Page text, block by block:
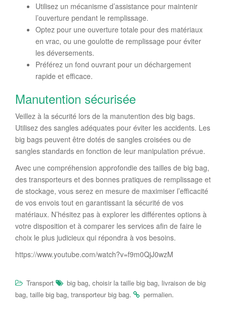
Utilisez un mécanisme d’assistance pour maintenir
l’ouverture pendant le remplissage.
Optez pour une ouverture totale pour des matériaux
en vrac, ou une goulotte de remplissage pour éviter
les déversements.
Préférez un fond ouvrant pour un déchargement
rapide et efficace.
Manutention sécurisée
Veillez à la sécurité lors de la manutention des big bags.
Utilisez des sangles adéquates pour éviter les accidents. Les
big bags peuvent être dotés de sangles croisées ou de
sangles standards en fonction de leur manipulation prévue.
Avec une compréhension approfondie des tailles de big bag,
des transporteurs et des bonnes pratiques de remplissage et
de stockage, vous serez en mesure de maximiser l’efficacité
de vos envois tout en garantissant la sécurité de vos
matériaux. N’hésitez pas à explorer les différentes options à
votre disposition et à comparer les services afin de faire le
choix le plus judicieux qui répondra à vos besoins.
https://www.youtube.com/watch?v=f9m0QjJ0wzM
Transport big bag, choisir la taille big bag, livraison de big
bag, taille big bag, transporteur big bag. permalien.